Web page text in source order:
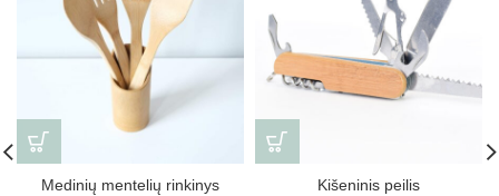
Medinių mentelių rinkinys Kišeninis peilis